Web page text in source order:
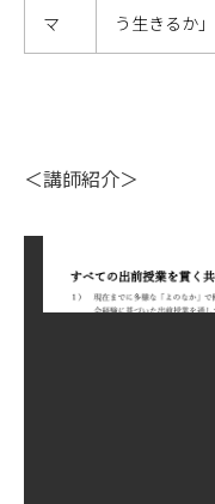
マ
う生きるか」
＜講師紹介＞